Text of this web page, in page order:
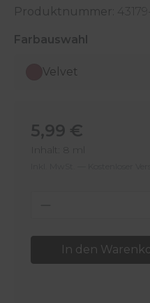
Produktnummer:
Farbauswahl
Velvet
Regulärer Preis:
5,99 €
Inhalt: 8 ml
Produkt
In den